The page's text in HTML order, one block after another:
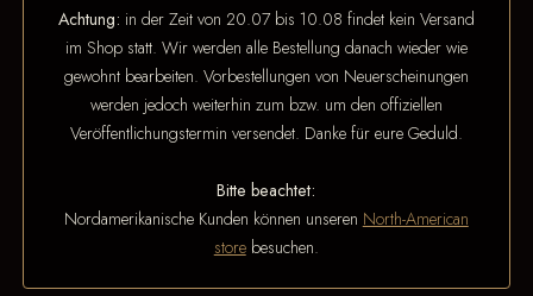
Achtung: in der Zeit von 20.07 bis 10.08 findet kein Versand
im Shop statt. Wir werden alle Bestellung danach wieder wie
gewohnt bearbeiten. Vorbestellungen von Neuerscheinungen
werden jedoch weiterhin zum bzw. um den offiziellen
Veröffentlichungstermin versendet. Danke für eure Geduld.
Bitte beachtet:
Nordamerikanische Kunden können unseren North-American
storebesuchen.